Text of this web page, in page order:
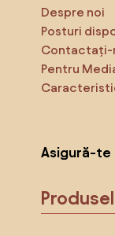
Despre noi
Posturi
Contactați-
Pentru
Asigură-te
Produse